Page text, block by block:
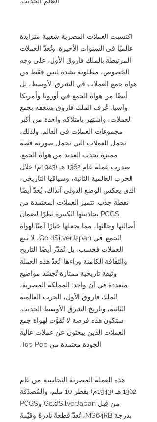
اكتسبت العملات المصرية شعبية متزايدة
عالميًا في السنوات الأخيرة. وتُعدّ العملات
المرتبطة بالملك فاروق الأول، على وجه
الخصوص، مطلوبة بشدة ليس فقط من
هواة جمع العملات في الشرق الأوسط، بل
أيضًا من هواة الجمع في أوروبا وأمريكا
وآسيا. عُرف الملك فاروق بشغفه بجمع
العملات، واشتهر بامتلاكه واحدة من أكبر
مجموعات العملات في العالم. ولذلك،
تحمل العملات التي تحمل صورته قصة
مميزة تجذب العديد من هواة الجمع.
صدرت عملة عام 1362 هـ (1943م) خلال
الحرب العالمية الثانية، وسياقها التاريخي،
الذي يعكس الوضع الدولي آنذاك، يُعدّ أيضًا
نقطة جذب. تتميز العملات المعتمدة من
PCGS بجاذبيتها الكبيرة نظرًا لضمان
أصالتها وحالتها، مما يجعلها خيارًا آمنًا لهواة
الجمع. في GoldSilverJapan، لا نبيع
العملات فحسب، بل نُقدّر أيضًا التاريخ
والثقافة الكامنة وراءها. تُعدّ هذه العملة
وثيقة تاريخية ممتازة تُجسّد مواضيع
متعددة في آن واحد: المملكة المصرية،
الملك فاروق الأول، الحرب العالمية
الثانية، وتاريخ الشرق الأوسط الحديث.
ستكون هذه فرصة لا تُفوَّت لهواة جمع
العملات الذين يبحثون عن عملات عالية
الجودة معتمدة من Top Pop.
هذه العملة المصرية النحاسية من عام
1362 هـ (1943م) بقطر 10 ملم، والمُصدّقة
من قِبل GoldSilverJapan وPCGS
بدرجة MS64RB، تُعدّ قطعةً نادرةً وقيّمةً